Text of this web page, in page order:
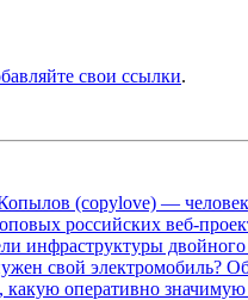
свои ссылки.
(copylove) —
российских веб-
инфраструктуры двойного
свой электромобиль?
оперативно